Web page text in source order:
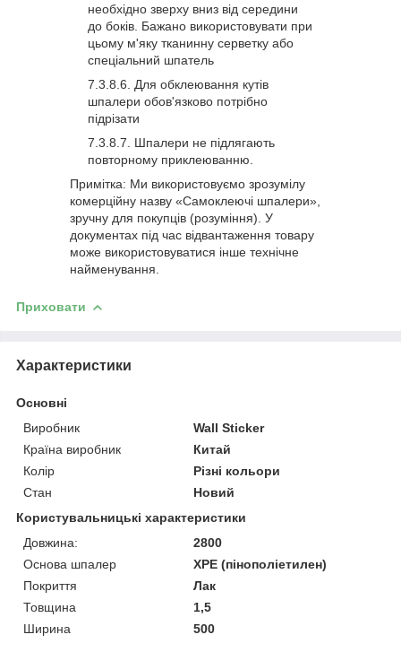
необхідно зверху вниз від середини
до боків. Бажано використовувати при
цьому м'яку тканинну серветку або
спеціальний шпатель
Для обклеювання кутів
шпалери обов'язково потрібно
підрізати
Шпалери не підлягають
повторному приклеюванню.
Примітка: Ми використовуємо зрозумілу
комерційну назву «Самоклеючі шпалери»,
зручну для покупців (розуміння). У
документах під час відвантаження товару
може використовуватися інше технічне
найменування.
Приховати
Характеристики
Основні
Виробник
Wall Sticker
Країна виробник
Китай
Колір
Різні кольори
Стан
Новий
Користувальницькі характеристики
Довжина:
2800
Основа шпалер
XPE (пінополіетилен)
Покриття
Лак
Товщина
1,5
Ширина
500